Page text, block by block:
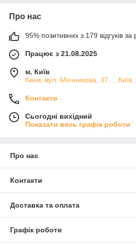
Про нас
95% позитивних з 179 відгуків за
Працює з 21.08.2025
м. Київ
Киев, вул. Мечникова, 37. ., Київ,
Контакти
Сьогодні вихідний
Показати весь графік роботи
Про нас
Контакти
Доставка та оплата
Графік роботи